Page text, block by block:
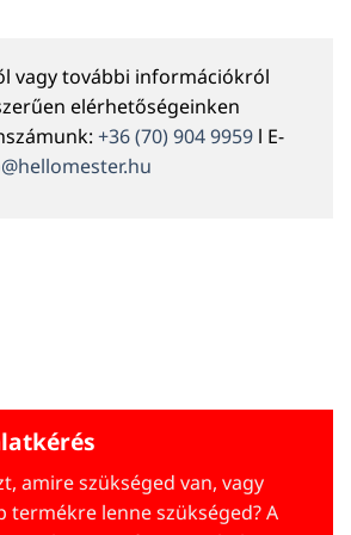
vagy további információkról
elérhetőségeinken
+36 (70) 904 9959 l E-
amire szükséged van, vagy
termékre lenne szükséged? A